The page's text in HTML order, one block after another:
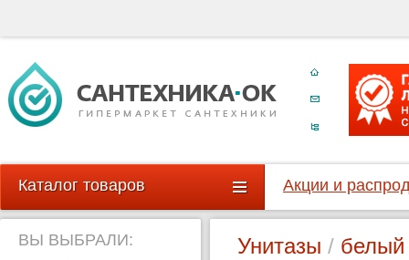
Каталог товаров Акции и
ВЫ ВЫБРАЛИ: Унитазы / белый